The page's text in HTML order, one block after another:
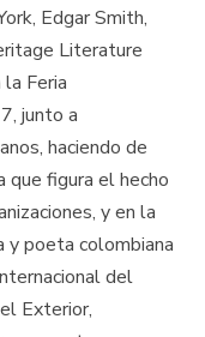
Edgar Smith,
Literature
Feria
junto a
haciendo de
que figura el hecho
y en la
y poeta colombiana
del
Exterior,